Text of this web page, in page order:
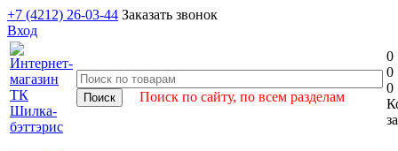
+7 (4212) 26-03-44 Заказать звонок
Вход
Поиск по сайту, по всем разделам
0
0
0